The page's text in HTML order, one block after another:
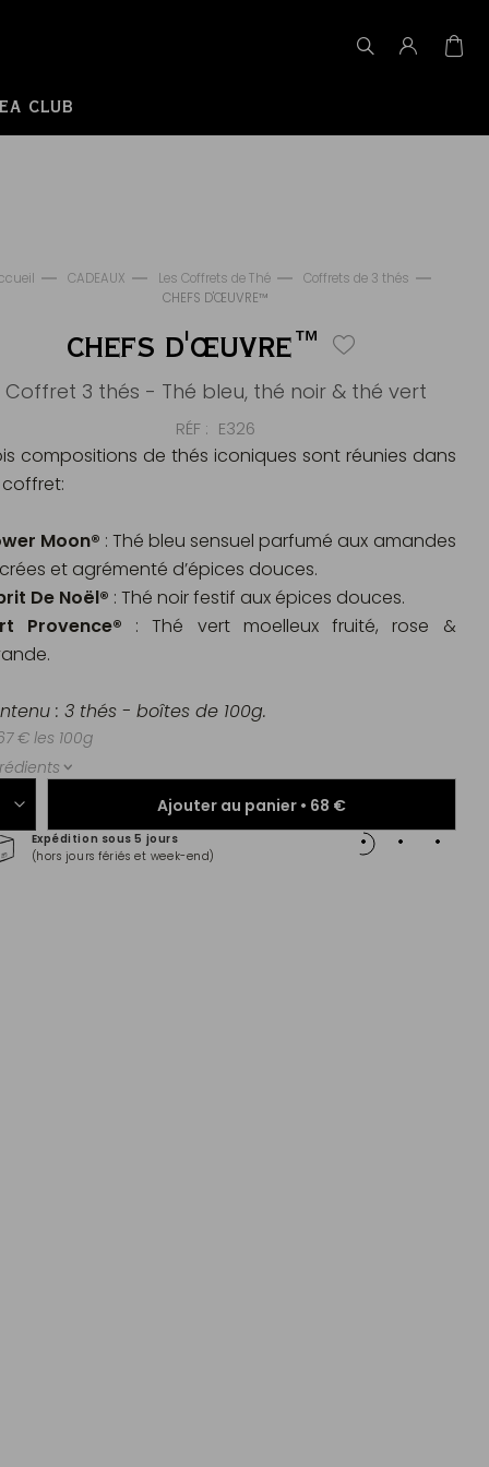
CLUB
CADEAUX Les Coffrets de Thé
Coffrets de 3 thés
CHEFS D'ŒUVRE™
CHEFS D'ŒUVRE™
Coffret 3 thés - Thé bleu, thé noir & thé vert
RÉF E326
Ajouter au panier • 68 €
Expédition sous 5 jours
(hors jours fériés et week-end)
compositions de thés iconiques sont réunies dans
Moon® : Thé bleu sensuel parfumé aux amandes
et agrémenté d’épices douces.
De Noël® : Thé noir festif aux épices douces.
Provence® : Thé vert moelleux fruité, rose &
: 3 thés - boîtes de 100g.
€ les 100g